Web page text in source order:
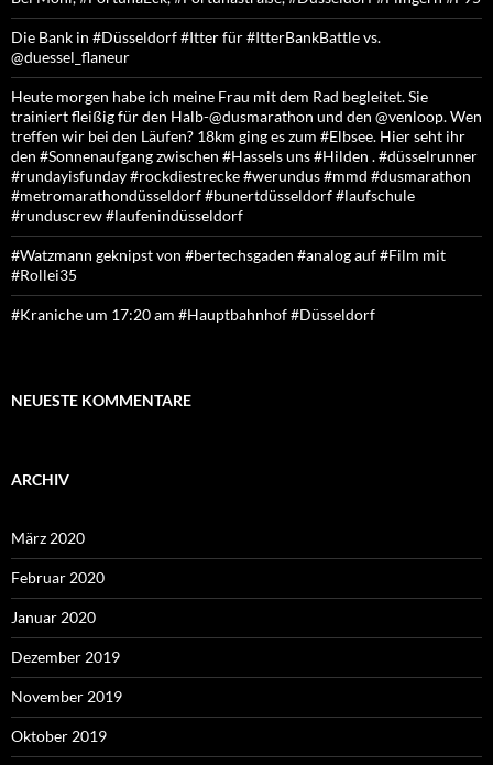
Die Bank in #Düsseldorf #Itter für #ItterBankBattle vs.
@duessel_flaneur
Heute morgen habe ich meine Frau mit dem Rad begleitet. Sie
trainiert fleißig für den Halb-@dusmarathon und den @venloop. Wen
treffen wir bei den Läufen? 18km ging es zum #Elbsee. Hier seht ihr
den #Sonnenaufgang zwischen #Hassels uns #Hilden . #düsselrunner
#rundayisfunday #rockdiestrecke #werundus #mmd #dusmarathon
#metromarathondüsseldorf #bunertdüsseldorf #laufschule
#runduscrew #laufenindüsseldorf
#Watzmann geknipst von #bertechsgaden #analog auf #Film mit
#Rollei35
#Kraniche um 17:20 am #Hauptbahnhof #Düsseldorf
NEUESTE KOMMENTARE
ARCHIV
März 2020
Februar 2020
Januar 2020
Dezember 2019
November 2019
Oktober 2019